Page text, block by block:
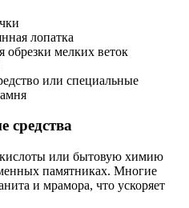
лопатка
обрезки мелких веток
или специальные
средства
кислоты или бытовую химию
памятниках. Многие
и мрамора, что ускоряет